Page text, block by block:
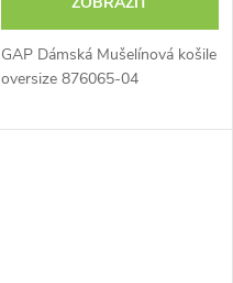
GAP Dámská Mušelínová košile
oversize 876065-04